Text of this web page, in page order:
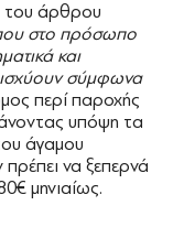
του άρθρου
που στο πρόσωπο
και
ισχύουν σύμφωνα
περί παροχής
υπόψη τα
άγαμου
να ξεπερνά
μηνιαίως.